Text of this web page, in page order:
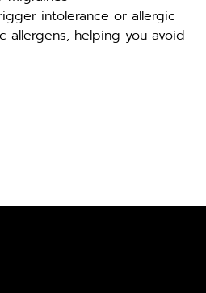
intolerance or allergic
helping you avoid